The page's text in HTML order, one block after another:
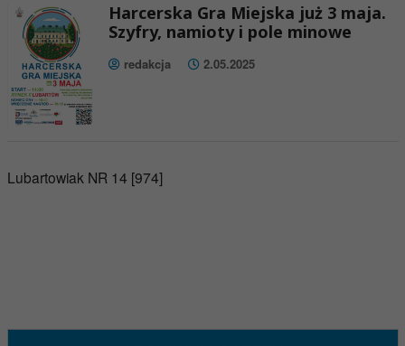
Harcerska Gra Miejska już 3 maja.
Szyfry, namioty i pole minowe
redakcja 2.05.2025
Lubartowiak NR 14 [974]